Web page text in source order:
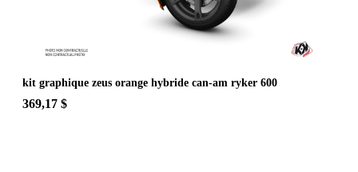
kit graphique zeus orange hybride can-am ryker 600
369,17 $